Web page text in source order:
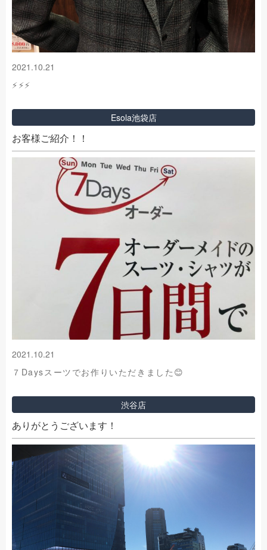
2021.10.21
⚡⚡⚡
Esola池袋店
お客様ご紹介！！
2021.10.21
７Daysスーツでお作りいただきました😊
渋谷店
ありがとうございます！